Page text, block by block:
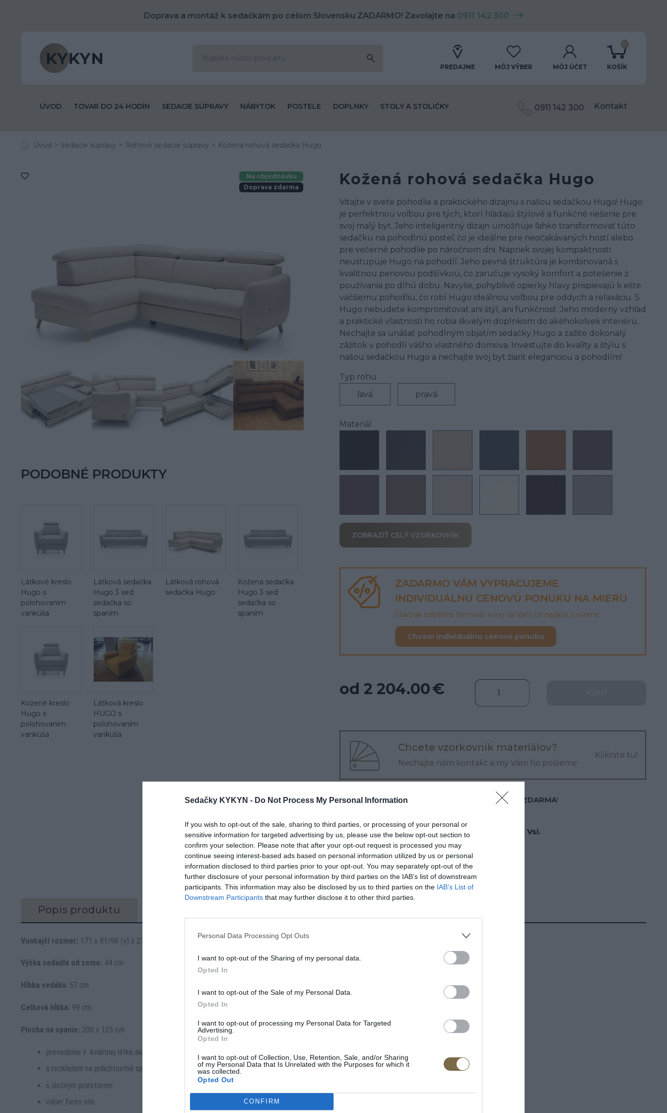
Sedačky KYKYN - Do Not Process My Personal Information
If you wish to opt-out of the sale, sharing to third parties, or processing of your personal or
sensitive information for targeted advertising by us, please use the below opt-out section to
confirm your selection. Please note that after your opt-out request is processed you may
continue seeing interest-based ads based on personal information utilized by us or personal
information disclosed to third parties prior to your opt-out. You may separately opt-out of the
further disclosure of your personal information by third parties on the IAB’s list of downstream
participants. This information may also be disclosed by us to third parties on the IAB’s List of
Downstream Participants that may further disclose it to other third parties.
Personal Data Processing Opt Outs
I want to opt-out of the Sharing of my personal data.
Opted In
I want to opt-out of the Sale of my Personal Data.
Opted In
I want to opt-out of processing my Personal Data for Targeted
Advertising.
Opted In
I want to opt-out of Collection, Use, Retention, Sale, and/or Sharing
of my Personal Data that Is Unrelated with the Purposes for which it
was collected.
Opted Out
CONFIRM
Doprava a montáž k sedačkám po celom Slovensku ZADARMO! Zavolajte na 0911 142 300
PREDAJNE MÔJ VÝBER MÔJ ÚČET KOŠÍK
0
ÚVOD TOVAR DO 24 HODÍN SEDACIE SÚPRAVY NÁBYTOK POSTELE DOPLNKY STOLY A STOLIČKY 0911 142 300 Kontakt
Úvod Sedacie súpravy Rohové sedacie súpravy Kožená rohová sedačka Hugo
Kožená rohová sedačka Hugo
Vitajte v svete pohodlia a praktického dizajnu s našou sedačkou Hugo! Hugo
je perfektnou voľbou pre tých, ktorí hľadajú štýlové a funkčné riešenie pre
svoj malý byt. Jeho inteligentný dizajn umožňuje ľahko transformovať túto
sedačku na pohodlnú posteľ, čo je ideálne pre neočakávaných hostí alebo
pre večerné pohodlie po náročnom dni. Napriek svojej kompaktnosti
neustupuje Hugo na pohodlí. Jeho pevná štruktúra je kombinovaná s
kvalitnou penovou podšívkou, čo zaručuje vysoký komfort a potešenie z
používania po dlhú dobu. Navyše, pohyblivé opierky hlavy prispievajú k ešte
väčšiemu pohodliu, čo robí Hugo ideálnou voľbou pre oddych a relaxáciu. S
Hugo nebudete kompromitovať ani štýl, ani funkčnosť. Jeho moderný vzhľad
a praktické vlastnosti ho robia skvelým doplnkom do akéhokoľvek interiéru.
Nechajte sa unášať pohodlným objatím sedačky Hugo a zažite dokonalý
zážitok v pohodlí vášho vlastného domova. Investujte do kvality a štýlu s
našou sedačkou Hugo a nechajte svoj byt žiariť eleganciou a pohodlím!
Typ rohu
ľavá
pravá
Materiál
ZOBRAZIŤ CELÝ VZORKOVNÍK
ZADARMO VÁM VYPRACUJEME
INDIVIDUÁLNU CENOVÚ PONUKU NA MIERU
Stačí ak odošlete formulár a my sa Vám čo najskôr ozveme.
Chcem individuálnu cenovú ponuku
od 2 204.00 €
Chcete vzorkovník materiálov?
Nechajte nám kontakt a my Vám ho pošleme
Kliknite tu!
Nakúpte nad DOPRAVU ZDARMA!
Chcete si vyskúšať produkt?
Navštívte našu predajňu v Spišskej Novej Vsi.
Poradíme Vám? Kontaktujte nás
na tel. čísle:0903 646 220
Na objednávku
Doprava zdarma
PODOBNÉ PRODUKTY
Látkové kreslo
Hugo s
polohovaním
vankúša
Látková sedačka
Hugo 3 sed
sedačka so
spaním
Látková rohová
sedačka Hugo
Kožená sedačka
Hugo 3 sed
sedačka so
spaním
Kožené kreslo
Hugo s
polohovaním
vankúša
Látková kreslo
HUGO s
polohovaním
vankúša
Popis produktu
Vonkajší rozmer: 171 x 81/96 (v) x 231 cm
Výška sedadla od zeme: 44 cm
Hĺbka sedáku: 57 cm
Celková hĺbka: 99 cm
Plocha na spanie: 200 x 125 cm
prevedenie v kvalitnej látke alebo koži
s rozkladom na príležitostné spanie
s úložným priestorom
výber farby nôh